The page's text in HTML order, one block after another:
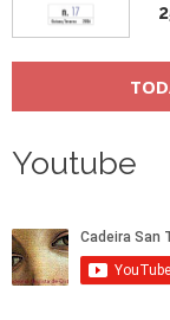
Youtube